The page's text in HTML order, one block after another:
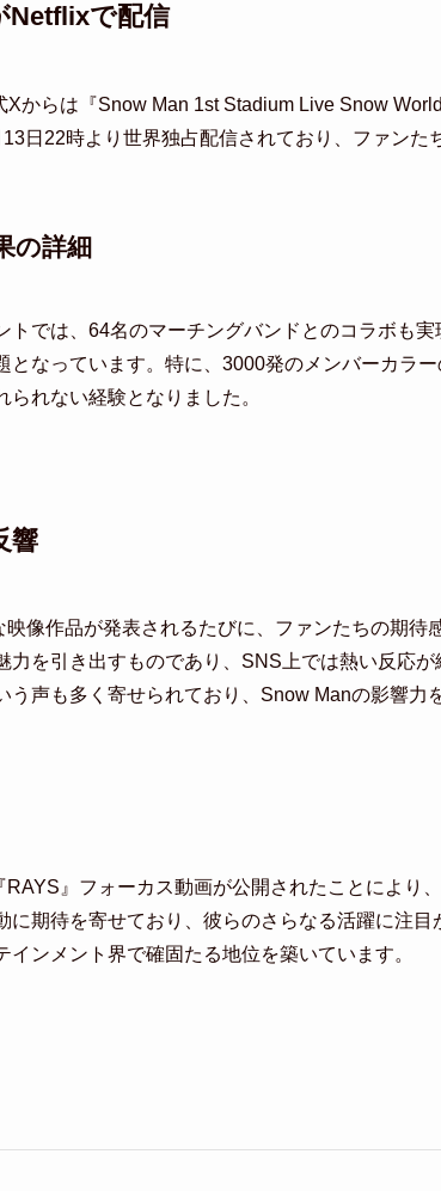
Netflixで配信
Xからは『Snow Man 1st Stadium Live Snow
日22時より世界独占配信されており、ファンた
の詳細
トでは、64名のマーチングバンドとのコラボも
となっています。特に、3000発のメンバーカラ
られない経験となりました。
響
映像作品が発表されるたびに、ファンたちの期待
力を引き出すものであり、SNS上では熱い反応
う声も多く寄せられており、Snow Manの影響力
RAYS』フォーカス動画が公開されたことにより
に期待を寄せており、彼らのさらなる活躍に注
インメント界で確固たる地位を築いています。